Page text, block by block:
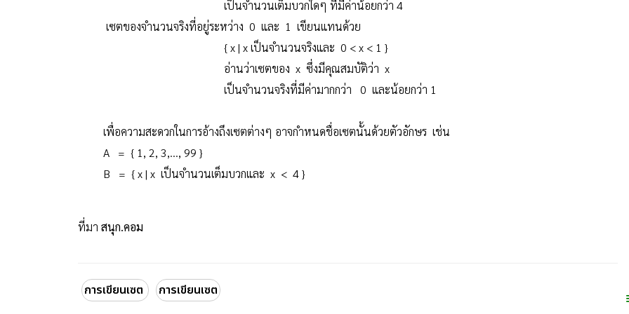
เป็นจำนวนเต็มบวกใดๆ ที่มีค่าน้อยกว่า 4
เซตของจำนวนจริงที่อยู่ระหว่าง 0 และ 1 เขียนแทนด้วย
{ x | x เป็นจำนวนจริงและ 0 < x < 1 }
อ่านว่าเซตของ x ซึ่งมีคุณสมบัติว่า x
เป็นจำนวนจริงที่มีค่ามากกว่า 0 และน้อยกว่า 1
เพื่อความสะดวกในการอ้างถึงเซตต่างๆ อาจกำหนดชื่อเซตนั้นด้วยตัวอักษร เช่น
A = { 1, 2, 3,..., 99 }
B = { x | x เป็นจำนวนเต็มบวกและ x < 4 }
ที่มา สนุก.คอม
การเขียนเซต การเขียนเซต